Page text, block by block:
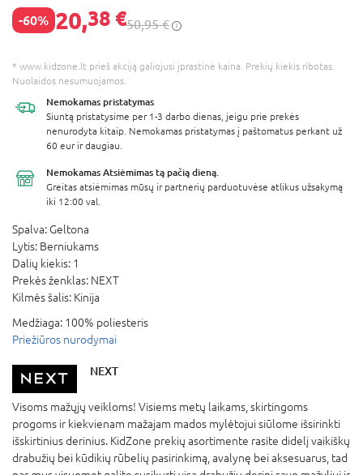
-60% 20,38 €50,95 €
* www.kidzone.lt prieš akciją galiojusi įprastinė kaina. Prekių kiekis ribotas.
Nuolaidos nesumuojamos.
Nemokamas pristatymas
Siuntą pristatysime per 1-3 darbo dienas, jeigu prie prekės
nenurodyta kitaip. Nemokamas pristatymas į paštomatus perkant už
60 eur ir daugiau.
Nemokamas Atsiėmimas tą pačią dieną.
Greitas atsiėmimas mūsų ir partnerių parduotuvėse atlikus užsakymą
iki 12:00 val.
Spalva: Geltona
Lytis: Berniukams
Dalių kiekis: 1
Prekės ženklas: NEXT
Kilmės šalis: Kinija
Medžiaga: 100% poliesteris
Priežiūros nurodymai
NEXT
Visoms mažųjų veikloms! Visiems metų laikams, skirtingoms
progoms ir kiekvienam mažajam mados mylėtojui siūlome išsirinkti
išskirtinius derinius. KidZone prekių asortimente rasite didelį vaikiškų
drabužių bei kūdikių rūbelių pasirinkimą, avalynę bei aksesuarus, tad